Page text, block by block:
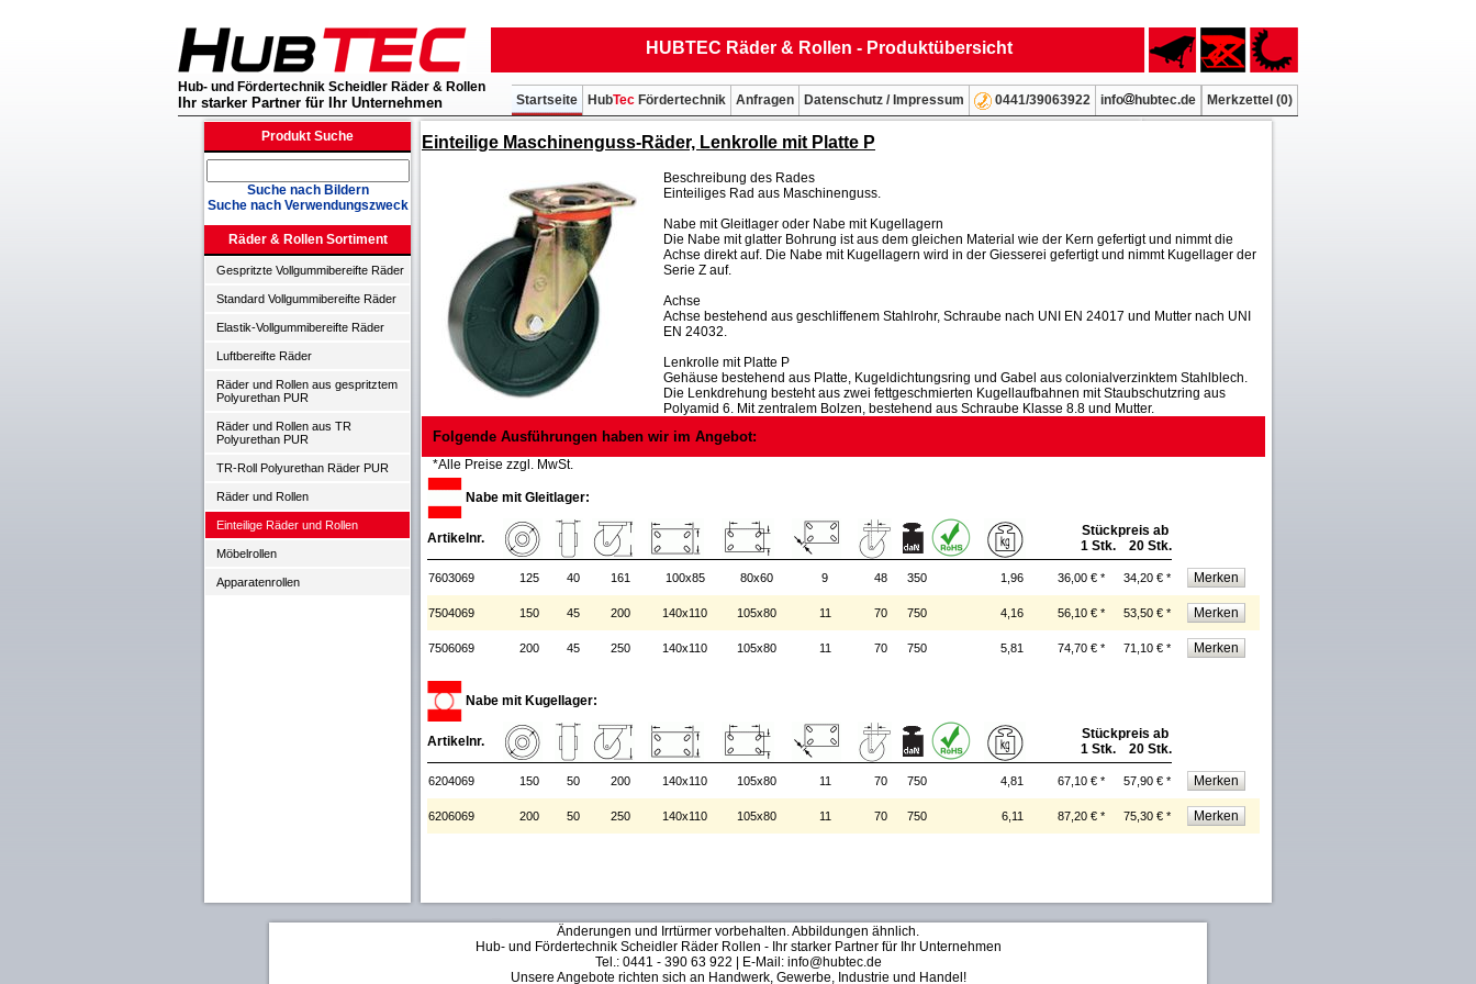
HUBTEC Räder & Rollen - Produktübersicht
Hub- und Fördertechnik Scheidler Räder & Rollen
Ihr starker Partner für Ihr Unternehmen Merkzettel (0)
info hubtec.de
0441/39063922
Datenschutz / Impressum
Anfragen
HubTec Fördertechnik
Startseite
Produkt Suche
Suche nach Bildern
Suche nach Verwendungszweck
Räder & Rollen Sortiment
Gespritzte Vollgummibereifte Räder
Standard Vollgummibereifte Räder
Elastik-Vollgummibereifte Räder
Luftbereifte Räder
Räder und Rollen aus gespritztem
Polyurethan PUR
Räder und Rollen aus TR
Polyurethan PUR
TR-Roll Polyurethan Räder PUR
Räder und Rollen
Einteilige Räder und Rollen
Möbelrollen
Apparatenrollen
Einteilige Maschinenguss-Räder, Lenkrolle mit Platte P
Beschreibung des Rades
Einteiliges Rad aus Maschinenguss.
Nabe mit Gleitlager oder Nabe mit Kugellagern
Die Nabe mit glatter Bohrung ist aus dem gleichen Material wie der Kern gefertigt und nimmt die
Achse direkt auf. Die Nabe mit Kugellagern wird in der Giesserei gefertigt und nimmt Kugellager der
Serie Z auf.
Achse
Achse bestehend aus geschliffenem Stahlrohr, Schraube nach UNI EN 24017 und Mutter nach UNI
EN 24032.
Lenkrolle mit Platte P
Gehäuse bestehend aus Platte, Kugeldichtungsring und Gabel aus colonialverzinktem Stahlblech.
Die Lenkdrehung besteht aus zwei fettgeschmierten Kugellaufbahnen mit Staubschutzring aus
Polyamid 6. Mit zentralem Bolzen, bestehend aus Schraube Klasse 8.8 und Mutter.
Folgende Ausführungen haben wir im Angebot:
*Alle Preise zzgl. MwSt.
Nabe mit Gleitlager:
Artikelnr.
Stückpreis ab
1 Stk. 20 Stk.
7603069 125 40 161 100x85 80x60 9 48 350 1,96 36,00 € * 34,20 € *
7504069 150 45 200 140x110 105x80 11 70 750 4,16 56,10 € * 53,50 € *
7506069 200 45 250 140x110 105x80 11 70 750 5,81 74,70 € * 71,10 € *
Nabe mit Kugellager:
Artikelnr.
Stückpreis ab
1 Stk. 20 Stk.
6204069 150 50 200 140x110 105x80 11 70 750 4,81 67,10 € * 57,90 € *
6206069 200 50 250 140x110 105x80 11 70 750 6,11 87,20 € * 75,30 € *
Änderungen und Irrtürmer vorbehalten. Abbildungen ähnlich.
Hub- und Fördertechnik Scheidler Räder Rollen - Ihr starker Partner für Ihr Unternehmen
Tel.: 0441 - 390 63 922 | E-Mail: info@hubtec.de
Unsere Angebote richten sich an Handwerk, Gewerbe, Industrie und Handel!